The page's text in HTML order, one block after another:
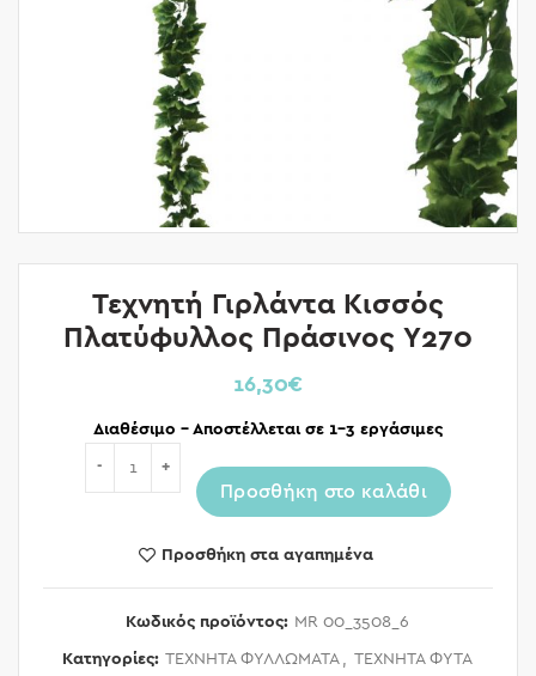
Τεχνητή Γιρλάντα Κισσός
Πλατύφυλλος Πράσινος Y270
16,30€
Διαθέσιμο – Αποστέλλεται σε 1-3 εργάσιμες
Προσθήκη στο καλάθι
Προσθήκη στα αγαπημένα
Κωδικός προϊόντος: MR 00_3508_6
Κατηγορίες: ΤΕΧΝΗΤΑ ΦΥΛΛΩΜΑΤΑ , ΤΕΧΝΗΤΑ ΦΥΤΑ